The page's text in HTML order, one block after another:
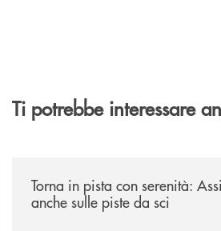
Ti potrebbe interessare
Torna in pista con serenità:
anche sulle piste da sci